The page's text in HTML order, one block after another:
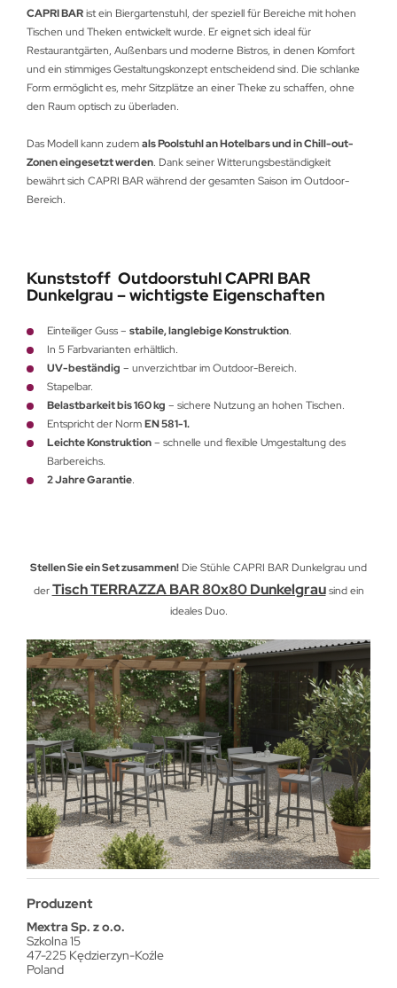
CAPRI BARist ein Biergartenstuhl, der speziell für Bereiche mit hohen
Tischen und Theken entwickelt wurde. Er eignet sich ideal für
Restaurantgärten, Außenbars und moderne Bistros, in denen Komfort
und ein stimmiges Gestaltungskonzept entscheidend sind. Die schlanke
Form ermöglicht es, mehr Sitzplätze an einer Theke zu schaffen, ohne
den Raum optisch zu überladen.
Das Modell kann zudemals Poolstuhl an Hotelbars und in Chill-out-
Zonen eingesetzt werden. Dank seiner Witterungsbeständigkeit
bewährt sich CAPRI BAR während der gesamten Saison im Outdoor-
Bereich.
Kunststoff Outdoorstuhl CAPRI BAR
Dunkelgrau – wichtigste Eigenschaften
Einteiliger Guss – stabile, langlebige Konstruktion.
In 5 Farbvarianten erhältlich.
UV-beständig – unverzichtbar im Outdoor-Bereich.
Stapelbar.
Belastbarkeit bis 160 kg – sichere Nutzung an hohen Tischen.
Entspricht der NormEN 581-1.
Leichte Konstruktion– schnelle und flexible Umgestaltung des
Barbereichs.
2 Jahre Garantie.
Stellen Sie ein Set zusammen! Die Stühle CAPRI BAR Dunkelgrau und
derTisch TERRAZZA BAR 80x80 Dunkelgrausind ein
ideales Duo.
Produzent
Mextra Sp. z o.o.
Szkolna 15
47-225 Kędzierzyn-Koźle
Poland